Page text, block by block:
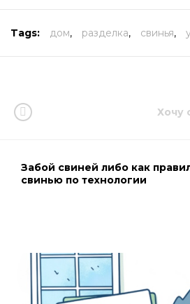
Tags: дом, разделка, свинья,
Хочу
Забой свиней либо как
свинью по технологии